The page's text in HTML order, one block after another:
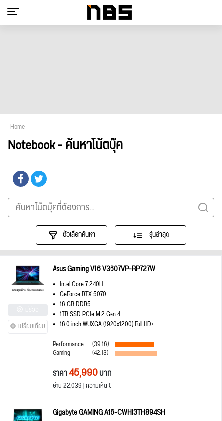
Home
Notebook - ค้นหาโน้ตบุ๊ค
ตัวเลือกค้นหา รุ่นล่าสุด
เปรียบเทียบ
Asus Gaming V16 V3607VP-RP727W
Intel Core 7 240H
GeForce RTX 5070
16 GB DDR5
1TB SSD PCIe M.2 Gen 4
16.0 inch WUXGA (1920x1200) Full HD+
Performance
(39.16)
Gaming (42.13)
ราคา45,990บาท
อ่าน 22,039 | ความเห็น 0
Gigabyte GAMING A16-CWHI3TH894SH